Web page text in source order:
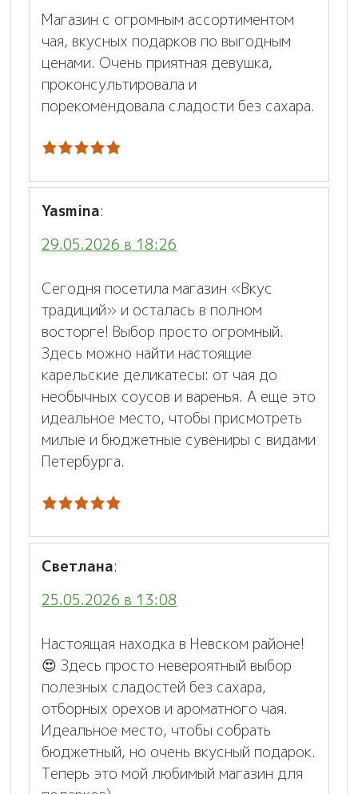
Магазин с огромным ассортиментом
чая, вкусных подарков по выгодным
ценами. Очень приятная девушка,
проконсультировала и
порекомендовала сладости без сахара.
Yasmina:
29.05.2026 в 18:26
Сегодня посетила магазин «Вкус
традиций» и осталась в полном
восторге! Выбор просто огромный.
Здесь можно найти настоящие
карельские деликатесы: от чая до
необычных соусов и варенья. А еще это
идеальное место, чтобы присмотреть
милые и бюджетные сувениры с видами
Петербурга.
Светлана:
25.05.2026 в 13:08
Настоящая находка в Невском районе!
😍 Здесь просто невероятный выбор
полезных сладостей без сахара,
отборных орехов и ароматного чая.
Идеальное место, чтобы собрать
бюджетный, но очень вкусный подарок.
Теперь это мой любимый магазин для